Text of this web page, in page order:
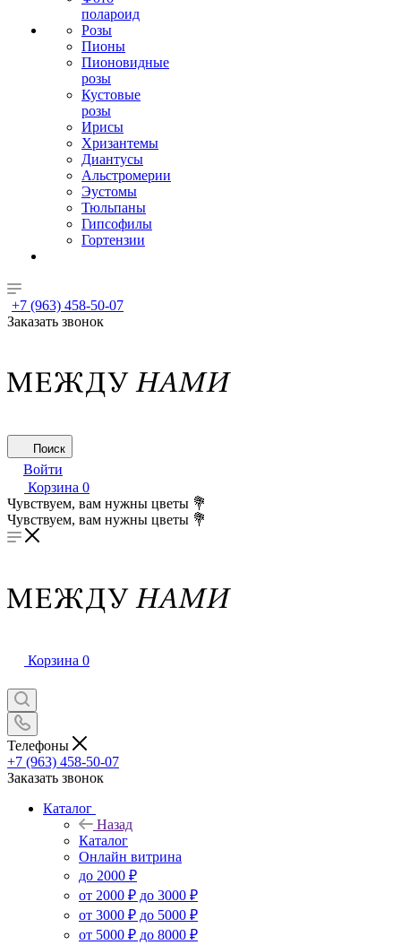
полароид
Розы
Пионы
Пионовидные
розы
Кустовые
розы
Ирисы
Хризантемы
Диантусы
Альстромерии
Эустомы
Тюльпаны
Гипсофилы
Гортензии
+7 (963) 458-50-07
Заказать звонок
Поиск
Войти
Корзина 0
Чувствуем, вам нужны цветы 💐
Чувствуем, вам нужны цветы 💐
Корзина 0
Телефоны
+7 (963) 458-50-07
Заказать звонок
Каталог
Назад
Каталог
Онлайн витрина
до 2000 ₽
от 2000 ₽ до 3000 ₽
от 3000 ₽ до 5000 ₽
от 5000 ₽ до 8000 ₽